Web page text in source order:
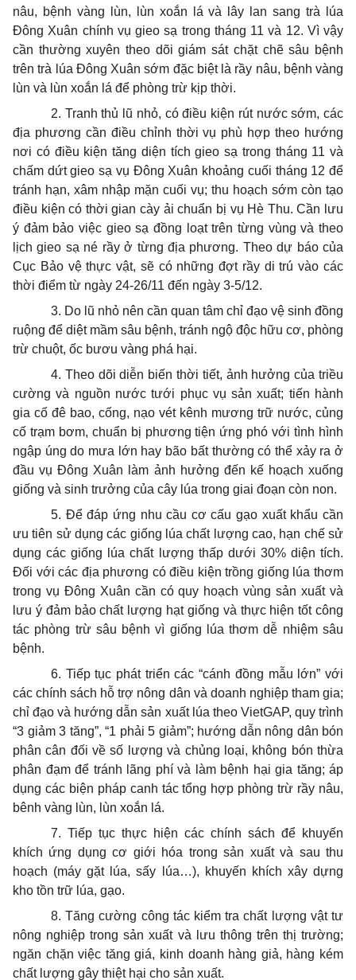
nâu, bệnh vàng lùn, lùn xoắn lá và lây lan sang trà lúa
Đông Xuân chính vụ gieo sạ trong tháng 11 và 12. Vì vậy
cần thường xuyên theo dõi giám sát chặt chẽ sâu bệnh
trên trà lúa Đông Xuân sớm đặc biệt là rầy nâu, bệnh vàng
lùn và lùn xoắn lá để phòng trừ kịp thời.
2. Tranh thủ lũ nhỏ, có điều kiện rút nước sớm, các
địa phương cần điều chỉnh thời vụ phù hợp theo hướng
nơi có điều kiện tăng diện tích gieo sạ trong tháng 11 và
chấm dứt gieo sạ vụ Đông Xuân khoảng cuối tháng 12 để
tránh hạn, xâm nhập mặn cuối vụ; thu hoạch sớm còn tạo
điều kiện có thời gian cày ải chuẩn bị vụ Hè Thu. Cần lưu
ý đảm bảo việc gieo sạ đồng loạt trên từng vùng và theo
lịch gieo sạ né rầy ở từng địa phương. Theo dự báo của
Cục Bảo vệ thực vật, sẽ có những đợt rầy di trú vào các
thời điểm từ ngày 24-26/11 đến ngày 3-5/12.
3. Do lũ nhỏ nên cần quan tâm chỉ đạo vệ sinh đồng
ruộng để diệt mầm sâu bệnh, tránh ngộ độc hữu cơ, phòng
trừ chuột, ốc bươu vàng phá hại.
4. Theo dõi diễn biến thời tiết, ảnh hưởng của triều
cường và nguồn nước tưới phục vụ sản xuất; tiến hành
gia cố đê bao, cống, nạo vét kênh mương trữ nước, củng
cố trạm bơm, chuẩn bị phương tiện ứng phó với tình hình
ngập úng do mưa lớn hay bão bất thường có thể xảy ra ở
đầu vụ Đông Xuân làm ảnh hưởng đến kế hoạch xuống
giống và sinh trưởng của cây lúa trong giai đoạn còn non.
5. Để đáp ứng nhu cầu cơ cấu gạo xuất khẩu cần
ưu tiên sử dụng các giống lúa chất lượng cao, hạn chế sử
dụng các giống lúa chất lượng thấp dưới 30% diện tích.
Đối với các địa phương có điều kiện trồng giống lúa thơm
trong vụ Đông Xuân cần có quy hoạch vùng sản xuất và
lưu ý đảm bảo chất lượng hạt giống và thực hiện tốt công
tác phòng trừ sâu bệnh vì giống lúa thơm dễ nhiệm sâu
bệnh.
6. Tiếp tục phát triển các “cánh đồng mẫu lớn” với
các chính sách hỗ trợ nông dân và doanh nghiệp tham gia;
chỉ đạo và hướng dẫn sản xuất lúa theo VietGAP, quy trình
“3 giảm 3 tăng”, “1 phải 5 giảm”; hướng dẫn nông dân bón
phân cân đối về số lượng và chủng loại, không bón thừa
phân đạm để tránh lãng phí và làm bệnh hại gia tăng; áp
dụng các biện pháp canh tác tổng hợp phòng trừ rầy nâu,
bênh vàng lùn, lùn xoắn lá.
7. Tiếp tục thực hiện các chính sách để khuyến
khích ứng dụng cơ giới hóa trong sản xuất và sau thu
hoạch (máy gặt lúa, sấy lúa…), khuyến khích xây dựng
kho tồn trữ lúa, gạo.
8.Tăng cường công tác kiểm tra chất lượng vật tư
nông nghiệp trong sản xuất và lưu thông trên thị trường;
ngăn chặn việc tăng giá, kinh doanh hàng giả, hàng kém
chất lượng gây thiệt hại cho sản xuất.